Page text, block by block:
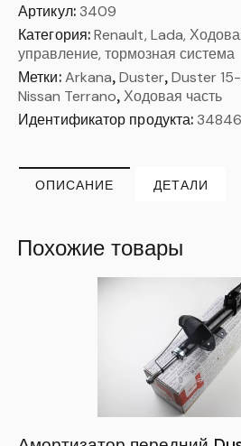
Артикул: 3409
Категория:Renault, Lada,
управление, тормозная система
Метки: Arkana, Duster,Duster 15-
Nissan Terrano, Ходовая часть
Идентификатор продукта:34846
ОПИСАНИЕ ДЕТАЛИ
Похожие товары